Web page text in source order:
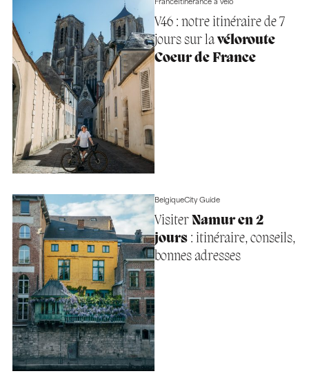
FranceItinérance à vélo
V46 : notre itinéraire de 7
jours sur lavéloroute
Coeur de France
BelgiqueCity Guide
VisiterNamur en 2
jours: itinéraire, conseils,
bonnes adresses